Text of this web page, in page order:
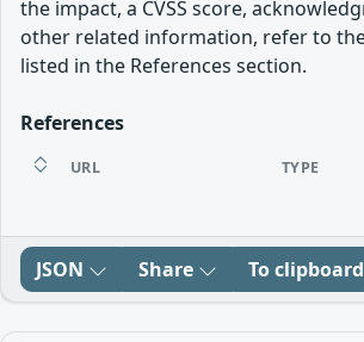
the impact, a CVSS score,
other related information, refer to the
listed in the References section.
References
URL TYPE
JSON Share To clipboard